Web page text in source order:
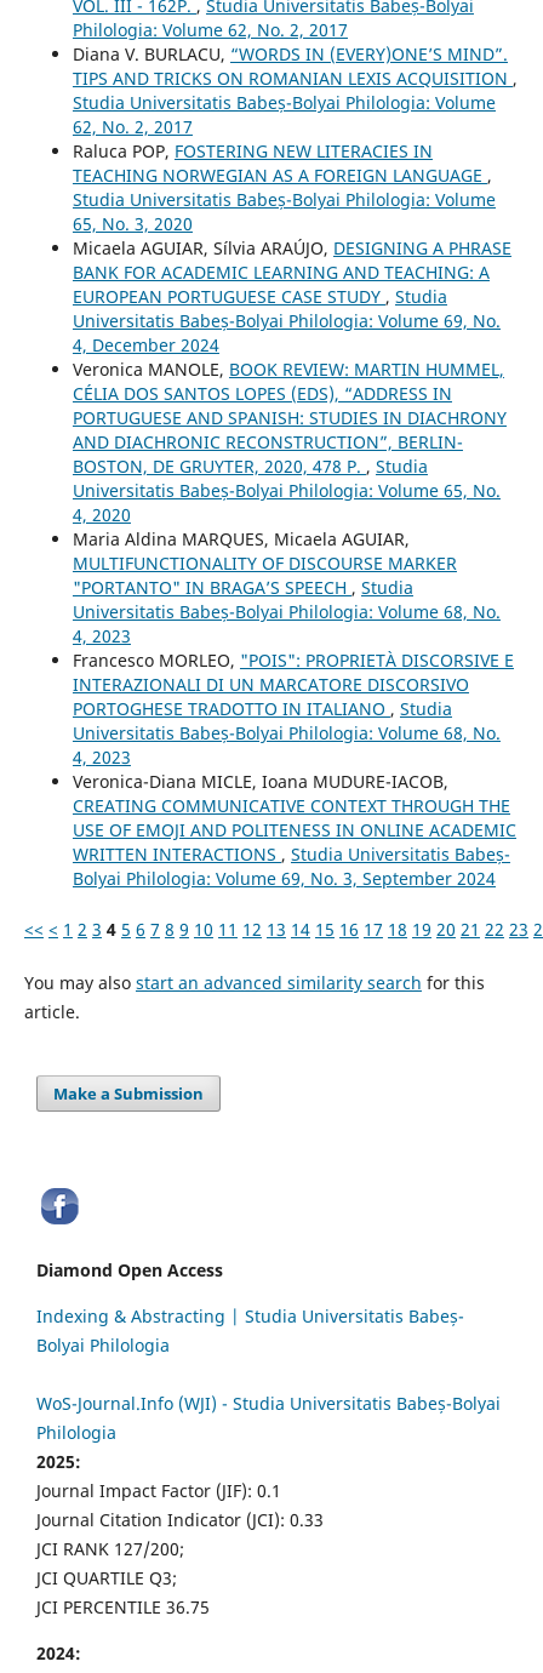
VOL. III - 162P. , Studia Universitatis Babeș-Bolyai
Philologia: Volume 62, No. 2, 2017
Diana V. BURLACU, “WORDS IN (EVERY)ONE’S MIND”.
TIPS AND TRICKS ON ROMANIAN LEXIS ACQUISITION ,
Studia Universitatis Babeș-Bolyai Philologia: Volume
62, No. 2, 2017
Raluca POP, FOSTERING NEW LITERACIES IN
TEACHING NORWEGIAN AS A FOREIGN LANGUAGE ,
Studia Universitatis Babeș-Bolyai Philologia: Volume
65, No. 3, 2020
Micaela AGUIAR, Sílvia ARAÚJO, DESIGNING A PHRASE
BANK FOR ACADEMIC LEARNING AND TEACHING: A
EUROPEAN PORTUGUESE CASE STUDY , Studia
Universitatis Babeș-Bolyai Philologia: Volume 69, No.
4, December 2024
Veronica MANOLE, BOOK REVIEW: MARTIN HUMMEL,
CÉLIA DOS SANTOS LOPES (EDS), “ADDRESS IN
PORTUGUESE AND SPANISH: STUDIES IN DIACHRONY
AND DIACHRONIC RECONSTRUCTION”, BERLIN-
BOSTON, DE GRUYTER, 2020, 478 P. , Studia
Universitatis Babeș-Bolyai Philologia: Volume 65, No.
4, 2020
Maria Aldina MARQUES, Micaela AGUIAR,
MULTIFUNCTIONALITY OF DISCOURSE MARKER
"PORTANTO" IN BRAGA’S SPEECH , Studia
Universitatis Babeș-Bolyai Philologia: Volume 68, No.
4, 2023
Francesco MORLEO, "POIS": PROPRIETÀ DISCORSIVE E
INTERAZIONALI DI UN MARCATORE DISCORSIVO
PORTOGHESE TRADOTTO IN ITALIANO , Studia
Universitatis Babeș-Bolyai Philologia: Volume 68, No.
4, 2023
Veronica-Diana MICLE, Ioana MUDURE-IACOB,
CREATING COMMUNICATIVE CONTEXT THROUGH THE
USE OF EMOJI AND POLITENESS IN ONLINE ACADEMIC
WRITTEN INTERACTIONS , Studia Universitatis Babeș-
Bolyai Philologia: Volume 69, No. 3, September 2024
<< < 1 2 3 4 5 6 7 8 9 10 11 12 13 14 15 16 17 18 19 20 21 22 23
You may also start an advanced similarity search for this
article.
Make a Submission
Diamond Open Access
Indexing & Abstracting | Studia Universitatis Babeș-
Bolyai Philologia
WoS-Journal.Info (WJI) - Studia Universitatis Babeș-Bolyai
Philologia
2025:
Journal Impact Factor (JIF): 0.1
Journal Citation Indicator (JCI): 0.33
JCI RANK 127/200;
JCI QUARTILE Q3;
JCI PERCENTILE 36.75
2024: